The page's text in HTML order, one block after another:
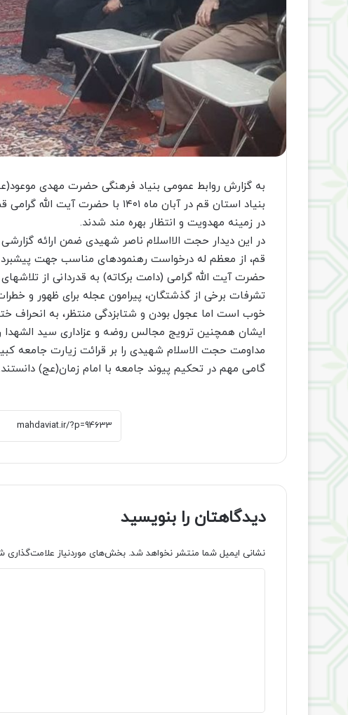
به گزارش روابط عمومی بنیاد فرهنگی حضرت مهدی
بنیاد استان قم در آبان ماه ۱۴۰۱ با
در زمینه مهدویت و انتظار بهره مند شدند.
در این دیدار حجت الااسلام ناصر شهیدی ضمن ارائه
قم، از معظم له درخواست رهنمودهای مناسب جهت
حضرت آیت الله گرامی (دامت برکاته) به قدردانی از
تشرفات برخی از گذشتگان، پیرامون عجله برای ظهور و
خوب است اما عجول بودن و شتابزدگی منتظر، به انحراف
ایشان همچنین ترویج مجالس روضه و عزاداری سید الشهدا
مداومت حجت الاسلام شهیدی را بر قرائت زیارت جامعه
گامی مهم در تحکیم پیوند جامعه با امام زمان(عج)
دیدگاهتان را بنویسید
نشانی ایمیل شما منتشر نخواهد شد. بخش‌های موردنیاز علامت‌گذاری